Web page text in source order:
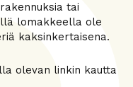
tai
lomakkeella ole
kaksinkertaisena.
olevan linkin kautta